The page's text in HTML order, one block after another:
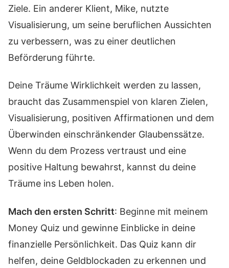
Ziele. Ein anderer Klient, Mike, nutzte
Visualisierung, um seine beruflichen Aussichten
zu verbessern, was zu einer deutlichen
Beförderung führte.
Deine Träume Wirklichkeit werden zu lassen,
braucht das Zusammenspiel von klaren Zielen,
Visualisierung, positiven Affirmationen und dem
Überwinden einschränkender Glaubenssätze.
Wenn du dem Prozess vertraust und eine
positive Haltung bewahrst, kannst du deine
Träume ins Leben holen.
Mach den ersten Schritt: Beginne mit meinem
Money Quiz und gewinne Einblicke in deine
finanzielle Persönlichkeit. Das Quiz kann dir
helfen, deine Geldblockaden zu erkennen und